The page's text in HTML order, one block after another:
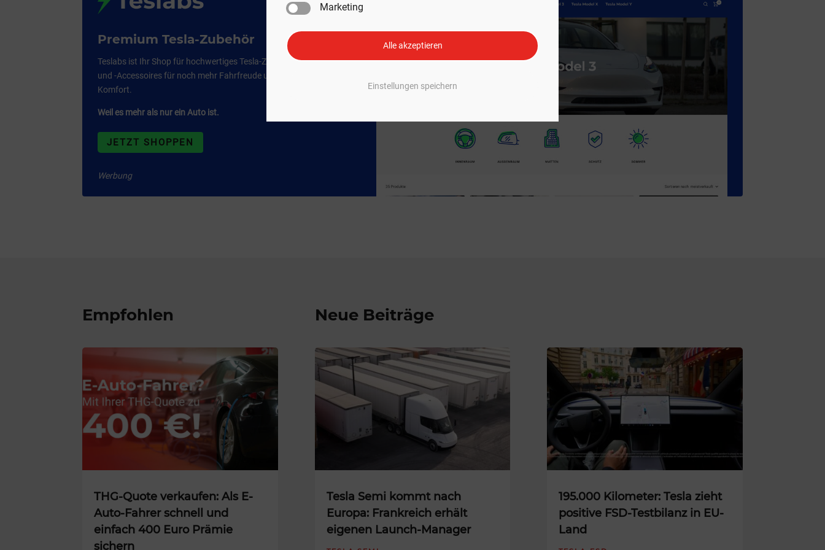
Marketing
Alle akzeptieren
Einstellungen speichern
Premium Tesla-Zubehör
Teslabs ist Ihr Shop für hochwertiges Tesla-Zubehör
und -Accessoires für noch mehr Fahrfreude und
Komfort.
Weil es mehr als nur ein Auto ist.
JETZT SHOPPEN
Werbung
Empfohlen
THG-Quote verkaufen: Als E-
Auto-Fahrer schnell und
einfach 400 Euro Prämie
sichern
Neue Beiträge
Tesla Semi kommt nach
Europa: Frankreich erhält
eigenen Launch-Manager
195.000 Kilometer: Tesla zieht
positive FSD-Testbilanz in EU-
Land